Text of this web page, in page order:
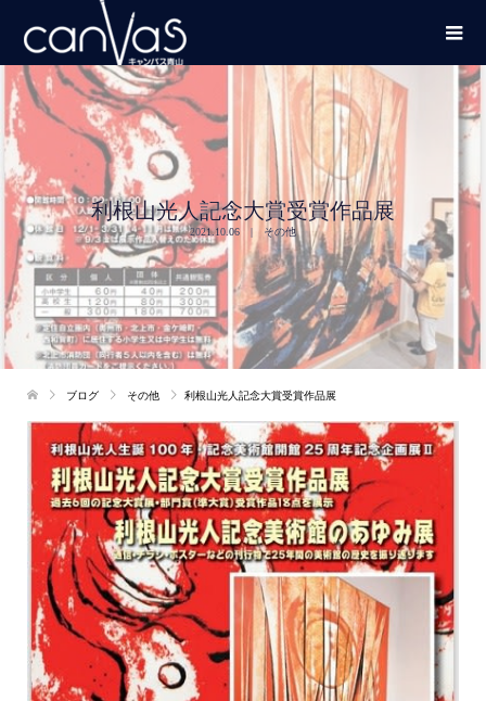
利根山光人記念大賞受賞作品展
2021.10.06 その他
ブログ その他 利根山光人記念大賞受賞作品展